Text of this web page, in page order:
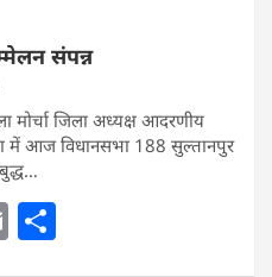
संपन्न
जिला अध्यक्ष आदरणीय
में आज विधानसभा 188 सुल्तानपुर
E